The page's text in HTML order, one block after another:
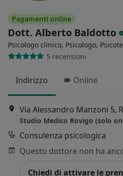
Pagamenti online
Dott. Alberto Baldotto
Psicologo clinico, Psicologo,
5 recensioni
Indirizzo Online
Via Alessandro Manzoni 5,
Studio Medico Rovigo (solo
Consulenza psicologica
Chiedi di attivare le